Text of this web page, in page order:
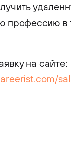
профессию в
на сайте: